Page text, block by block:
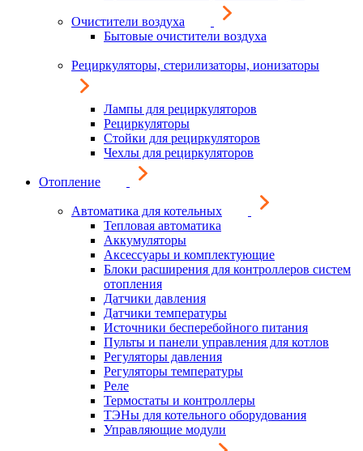
Очистители воздуха
Бытовые очистители воздуха
Рециркуляторы, стерилизаторы, ионизаторы
Лампы для рециркуляторов
Рециркуляторы
Стойки для рециркуляторов
Чехлы для рециркуляторов
Отопление
Автоматика для котельных
Тепловая автоматика
Аккумуляторы
Аксессуары и комплектующие
Блоки расширения для контроллеров систем
отопления
Датчики давления
Датчики температуры
Источники бесперебойного питания
Пульты и панели управления для котлов
Регуляторы давления
Регуляторы температуры
Реле
Термостаты и контроллеры
ТЭНы для котельного оборудования
Управляющие модули